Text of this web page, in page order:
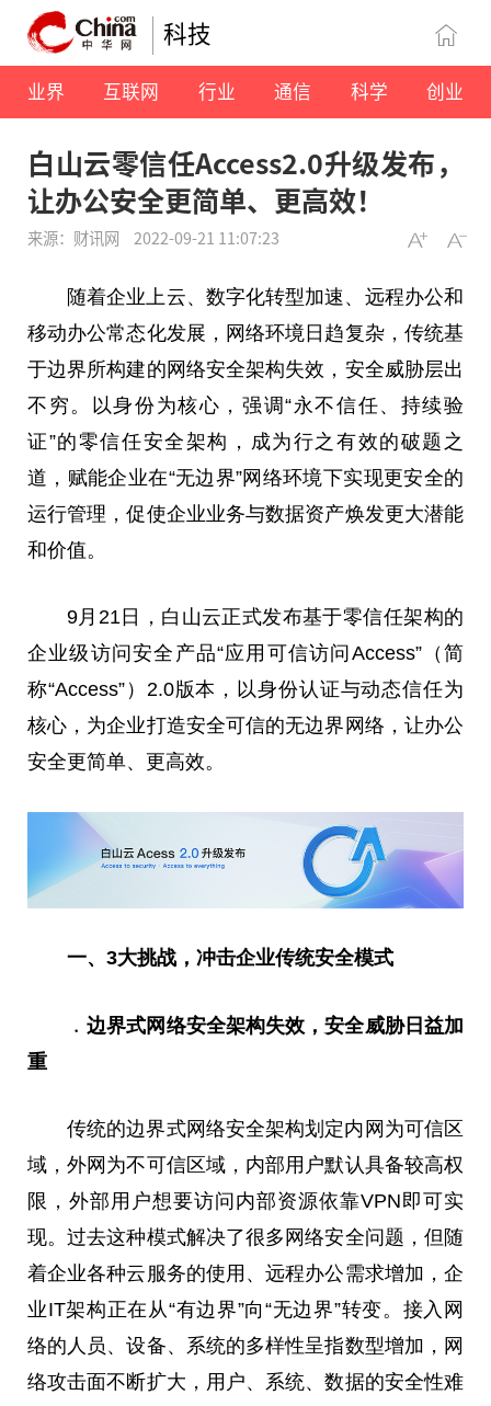
科技
业界 互联网 行业 通信 科学 创业
白山云零信任Access2.0升级发布，
让办公安全更简单、更高效！
来源：财讯网 2022-09-21 11:07:23
随着企业上云、数字化转型加速、远程办公和
移动办公常态化发展，网络环境日趋复杂，传统基
于边界所构建的网络安全架构失效，安全威胁层出
不穷。以身份为核心，强调“永不信任、持续验
证”的零信任安全架构，成为行之有效的破题之
道，赋能企业在“无边界”网络环境下实现更安全的
运行管理，促使企业业务与数据资产焕发更大潜能
和价值。
9月21日，白山云正式发布基于零信任架构的
企业级访问安全产品“应用可信访问Access”（简
称“Access”）2.0版本，以身份认证与动态信任为
核心，为企业打造安全可信的无边界网络，让办公
安全更简单、更高效。
一、3大挑战，冲击企业传统安全模式
﹒边界式网络安全架构失效，安全威胁日益加
重
传统的边界式网络安全架构划定内网为可信区
域，外网为不可信区域，内部用户默认具备较高权
限，外部用户想要访问内部资源依靠VPN即可实
现。过去这种模式解决了很多网络安全问题，但随
着企业各种云服务的使用、远程办公需求增加，企
业IT架构正在从“有边界”向“无边界”转变。接入网
络的人员、设备、系统的多样性呈指数型增加，网
络攻击面不断扩大，用户、系统、数据的安全性难